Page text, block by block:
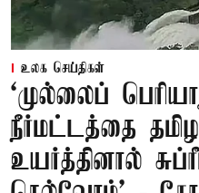
உலக செய்திகள்
‘முல்லைப்
நீர்மட்டத்தை
உயர்த்தினால்